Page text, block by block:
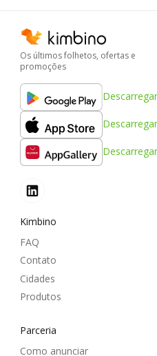
Os últimos folhetos, ofertas e
promoções
Kimbino
FAQ
Contato
Cidades
Produtos
Parceria
Como anunciar